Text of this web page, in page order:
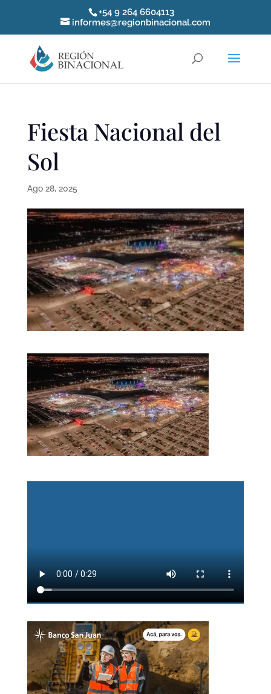
+54 9 264 6604113
informes@regionbinacional.com
Fiesta Nacional del
Sol
Ago 28, 2025